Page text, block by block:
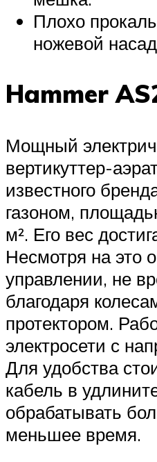
Плохо
ножевой
Hammer
Мощный
вертикуттер-
известного
газоном,
м². Его вес
Несмотря на это
управлении, не
благодаря
протектором.
электросети с
Для удобства
кабель в
обрабатывать
меньшее время.